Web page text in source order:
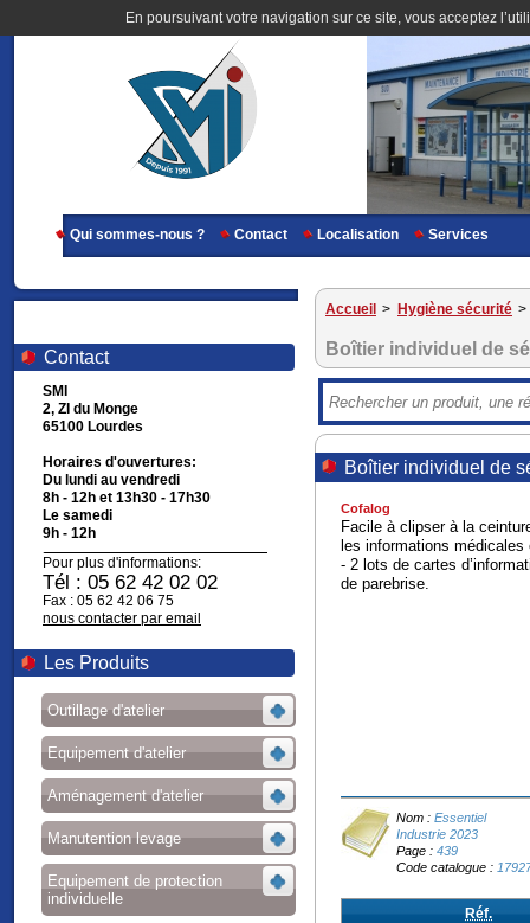
En poursuivant votre navigation sur ce site, vous acceptez
Qui sommes-nous ? Contact Localisation Services
Contact
SMI
2, ZI du Monge
65100 Lourdes
Horaires d'ouvertures:
Du lundi au vendredi
8h - 12h et 13h30 - 17h30
Le samedi
9h - 12h
Pour plus d'informations:
Tél : 05 62 42 02 02
Fax : 05 62 42 06 75
nous contacter par email
Les Produits
Outillage d'atelier
Equipement d'atelier
Aménagement d'atelier
Manutention levage
Equipement de protection
individuelle
Accueil > Hygiène sécurité >
Boîtier individuel de
Boîtier individuel de
Cofalog
Facile à clipser à la
les informations
- 2 lots de cartes
de parebrise.
Nom :Essentiel
Industrie 2023
Page :439
Code catalogue :
Réf.